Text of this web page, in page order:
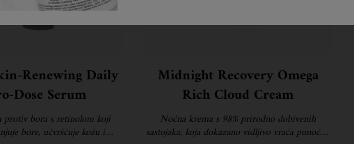
Renewing Daily
Dose Serum
protiv bora s retinolom koji
bore, učvršćuje kožu i
Midnight Recovery Omega
Rich Cloud Cream
Noćna krema s 98% prirodno dobivenih
sastojaka, koja dokazano vidljivo vraća punoću i